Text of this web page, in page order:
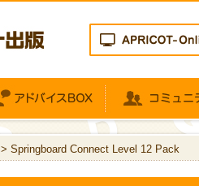
> Springboard Connect Level 12 Pack